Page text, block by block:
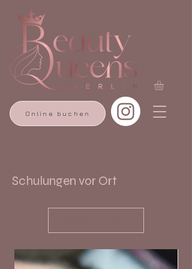
Online buchen
Schulungen vor Ort